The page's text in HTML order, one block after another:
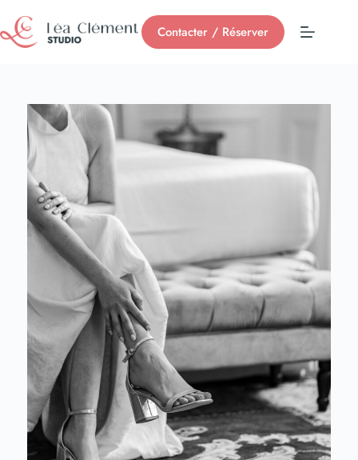
Contacter / Réserver